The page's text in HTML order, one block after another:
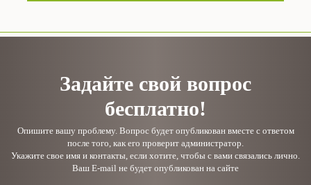
Задайте свой вопрос
бесплатно!
Опишите вашу проблему. Вопрос будет опубликован вместе с ответом
после того, как его проверит администратор.
Укажите свое имя и контакты, если хотите, чтобы с вами связались лично.
Ваш E-mail не будет опубликован на сайте